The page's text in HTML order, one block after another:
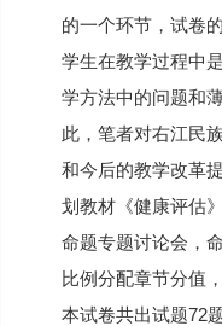
的一个环节，试卷
学生在教学过程中
学方法中的问题和
此，笔者对右江民
和今后的教学改革
划教材《健康评估
命题专题讨论会，
比例分配章节分值
本试卷共出试题72